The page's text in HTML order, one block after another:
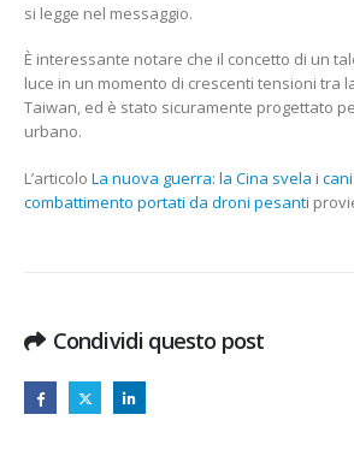
si legge nel messaggio.
È interessante notare che il concetto di un
luce in un momento di crescenti tensioni tra
Taiwan, ed è stato sicuramente progettato
urbano.
L’articolo La nuova guerra: la Cina svela i
combattimento portati da droni pesanti
Condividi questo post